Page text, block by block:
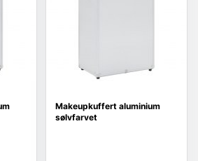
Makeupkuffert aluminium
sølvfarvet